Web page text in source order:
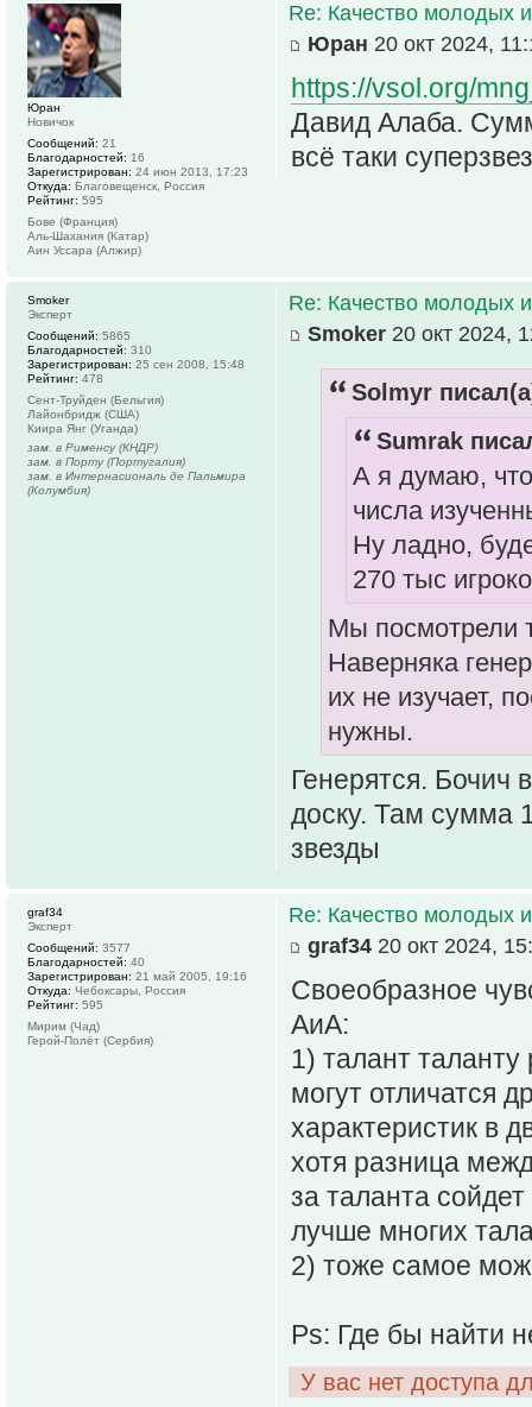
Re: Качество молодых
Юран 20 окт 2024,
https://vsol.org/
Давид Алаба.
всё таки
Юран
Новичок
Сообщений: 21
Благодарностей: 16
Зарегистрирован: 24 июн 2013, 17:23
Откуда: Благовещенск, Россия
Рейтинг: 595
Бове (Франция)
Аль-Шахания (Катар)
Аин Уссара (Алжир)
Re: Качество молодых
Smoker 20 окт 2024,
Solmyr
Sumrak
А я думаю, что
числа
Ну ладно,
270 тыс
Мы посмотрели
Наверняка
их не изучает,
нужны.
Генерятся. Бочич
доску. Там сумма
звезды
Smoker
Эксперт
Сообщений: 5865
Благодарностей: 310
Зарегистрирован: 25 сен 2008, 15:48
Рейтинг: 478
Сент-Труйден (Бельгия)
Лайонбридж (США)
Киира Янг (Уганда)
зам. в Рименсу (КНДР)
зам. в Порту (Португалия)
зам. в Интернасиональ де Пальмира
(Колумбия)
Re: Качество молодых
graf34 20 окт 2024,
Своеобразное
АиА:
1) талант таланту
могут отличатся
характеристик в
хотя разница
за таланта
лучше многих
2) тоже самое
Ps: Где бы найти
У вас нет доступа
graf34
Эксперт
Сообщений: 3577
Благодарностей: 40
Зарегистрирован: 21 май 2005, 19:16
Откуда: Чебоксары, Россия
Рейтинг: 595
Мирим (Чад)
Герой-Полёт (Сербия)